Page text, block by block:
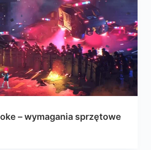
– wymagania sprzętowe